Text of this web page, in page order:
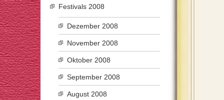
Festivals 2008
Dezember 2008
November 2008
Oktober 2008
September 2008
August 2008